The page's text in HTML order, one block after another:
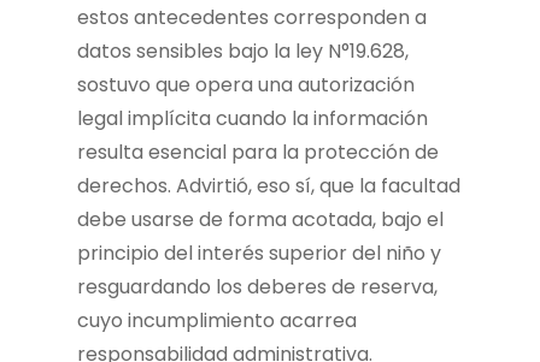
estos antecedentes corresponden a
datos sensibles bajo la ley N°19.628,
sostuvo que opera una autorización
legal implícita cuando la información
resulta esencial para la protección de
derechos. Advirtió, eso sí, que la facultad
debe usarse de forma acotada, bajo el
principio del interés superior del niño y
resguardando los deberes de reserva,
cuyo incumplimiento acarrea
responsabilidad administrativa.